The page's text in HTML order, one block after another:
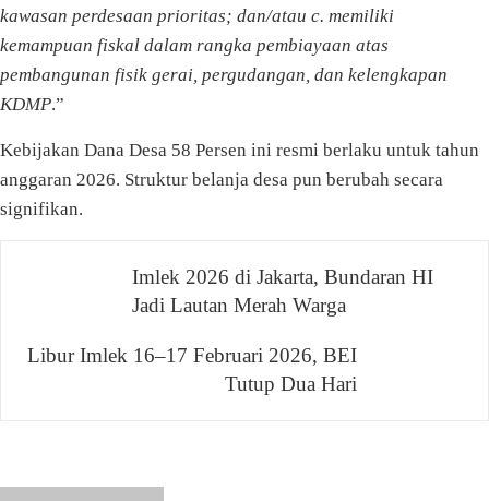
kawasan perdesaan prioritas; dan/atau c. memiliki
kemampuan fiskal dalam rangka pembiayaan atas
pembangunan fisik gerai, pergudangan, dan kelengkapan
KDMP.”
Kebijakan Dana Desa 58 Persen ini resmi berlaku untuk tahun
anggaran 2026. Struktur belanja desa pun berubah secara
signifikan.
NavigasiImlek 2026 di Jakarta, Bundaran HI
Jadi Lautan Merah Warga
Libur Imlek 16–17 Februari 2026, BEI
Tutup Dua Hari